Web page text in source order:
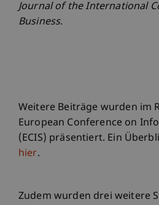
Journal of the International
Business.
Weitere Beiträge wurden im
European Conference on
(ECIS) präsentiert. Ein
hier.
Zudem wurden drei weitere